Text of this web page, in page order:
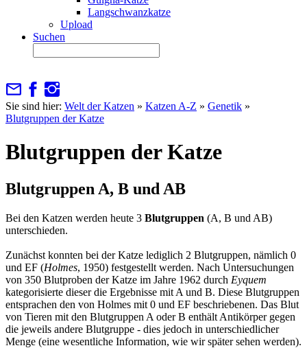
Langschwanzkatze
Upload
Suchen
Sie sind hier: Welt der Katzen » Katzen A-Z » Genetik »
Blutgruppen der Katze
Blutgruppen der Katze
Blutgruppen A, B und AB
Bei den Katzen werden heute 3 Blutgruppen (A, B und AB)
unterschieden.
Zunächst konnten bei der Katze lediglich 2 Blutgruppen, nämlich 0
und EF (Holmes, 1950) festgestellt werden. Nach Untersuchungen
von 350 Blutproben der Katze im Jahre 1962 durch Eyquem
kategorisierte dieser die Ergebnisse mit A und B. Diese Blutgruppen
entsprachen den von Holmes mit 0 und EF beschriebenen. Das Blut
von Tieren mit den Blutgruppen A oder B enthält Antikörper gegen
die jeweils andere Blutgruppe - dies jedoch in unterschiedlicher
Menge (eine wesentliche Information, wie wir später sehen werden).